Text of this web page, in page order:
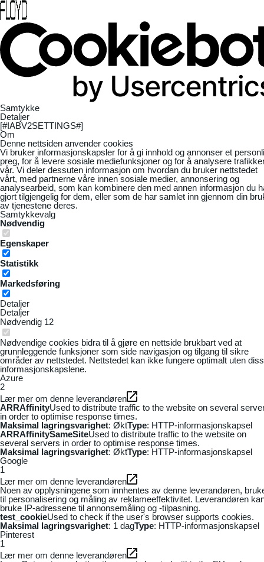
Samtykke
Detaljer
[#IABV2SETTINGS#]
Om
Denne nettsiden anvender cookies
Vi bruker informasjonskapsler for å gi innhold og annonser et
preg, for å levere sosiale mediefunksjoner og for å analysere
vår. Vi deler dessuten informasjon om hvordan du bruker nettstedet
vårt, med partnerne våre innen sosiale medier, annonsering og
analysearbeid, som kan kombinere den med annen informasjon du
gjort tilgjengelig for dem, eller som de har samlet inn gjennom din
av tjenestene deres.
Samtykkevalg
Nødvendig
Egenskaper
Statistikk
Markedsføring
Detaljer
Detaljer
Nødvendig 12
Nødvendige cookies bidra til å gjøre en nettside brukbart ved at
grunnleggende funksjoner som side navigasjon og tilgang til sikre
områder av nettstedet. Nettstedet kan ikke fungere optimalt uten
informasjonskapslene.
Azure
2
Lær mer om denne leverandøren
ARRAffinityUsed to distribute traffic to the website on several
in order to optimise response times.
Maksimal lagringsvarighet: ØktType: HTTP-informasjonskapsel
ARRAffinitySameSiteUsed to distribute traffic to the website on
several servers in order to optimise response times.
Maksimal lagringsvarighet: ØktType: HTTP-informasjonskapsel
Google
1
Lær mer om denne leverandøren
Noen av opplysningene som innhentes av denne leverandøren,
til personalisering og måling av reklameeffektivitet. Leverandøren
bruke IP-adressene til annonsemåling og -tilpasning.
test_cookieUsed to check if the user's browser supports cookies.
Maksimal lagringsvarighet: 1 dagType: HTTP-informasjonskapsel
Pinterest
1
Lær mer om denne leverandøren